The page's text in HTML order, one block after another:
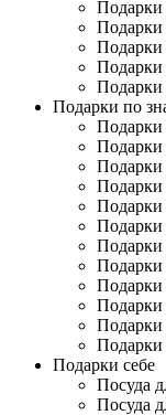
Подарки
Подарки
Подарки
Подарки
Подарки
Подарки по
Подарки
Подарки
Подарки
Подарки
Подарки
Подарки
Подарки
Подарки
Подарки
Подарки
Подарки
Подарки себе
Посуда
Посуда